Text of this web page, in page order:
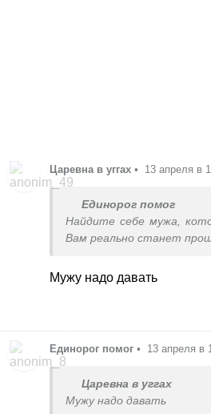
Царевна в уггах • 13 апреля в
Единорог помог
Найдите себе мужа,
Вам реально станет
Мужу надо давать
Единорог помог • 13 апреля в
Царевна в уггах
Мужу надо давать